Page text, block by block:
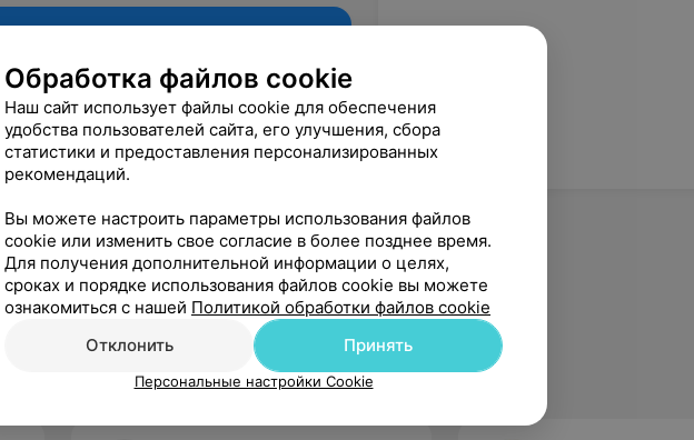
Рекомендую
Обработка файлов cookie
Наш сайт использует файлы cookie для обеспечения
удобства пользователей сайта, его улучшения, сбора
статистики и предоставления персонализированных
рекомендаций.
Вы можете настроить параметры использования файлов
cookie или изменить свое согласие в более позднее время.
Для получения дополнительной информации о целях,
сроках и порядке использования файлов cookie вы можете
ознакомиться с нашей Политикой обработки файлов cookie
Отклонить
Принять
Персональные настройки Cookie